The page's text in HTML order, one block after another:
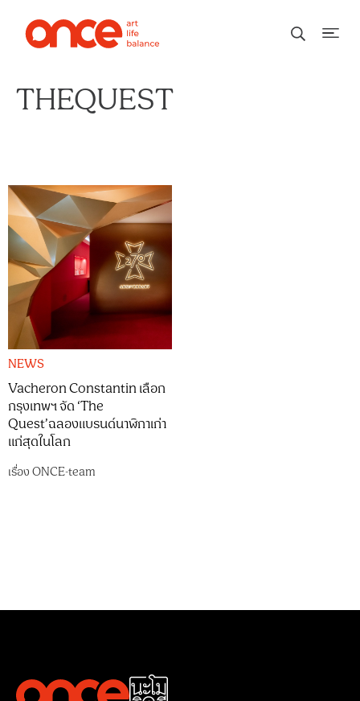
THEQUEST
NEWS
Vacheron Constantin เลือก
กรุงเทพฯ จัด ‘The
Quest’ฉลองแบรนด์นาฬิกาเก่า
แก่สุดในโลก
เรื่องONCE-team